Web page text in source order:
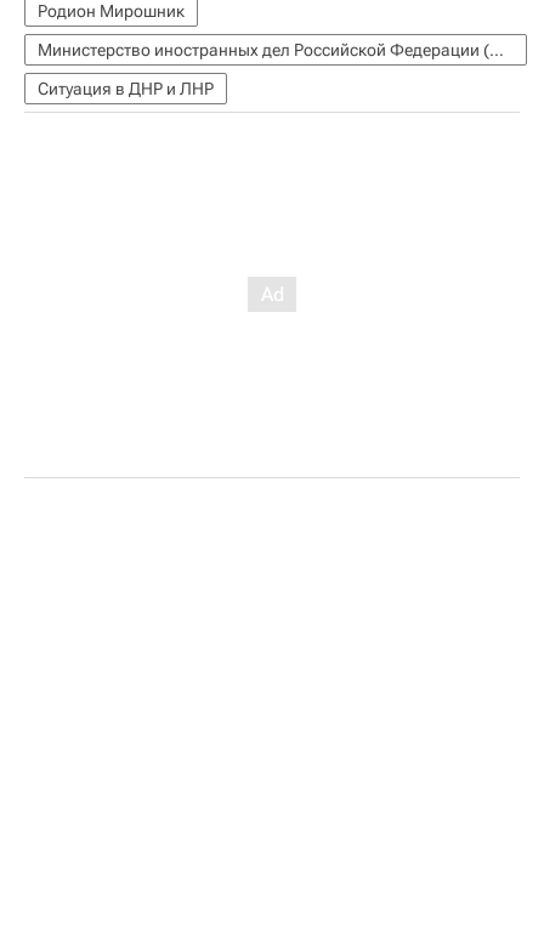
Родион Мирошник
Министерство иностранных дел Российской Федерации (МИД РФ)
Ситуация в ДНР и ЛНР